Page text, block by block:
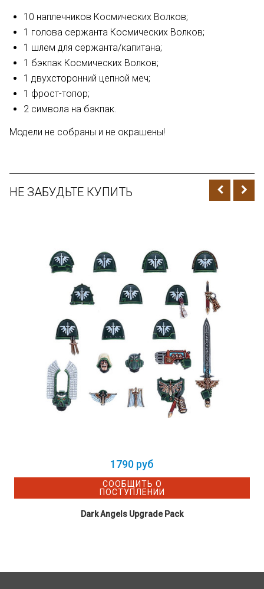
10 наплечников Космических Волков;
1 голова сержанта Космических Волков;
1 шлем для сержанта/капитана;
1 бэкпак Космических Волков;
1 двухсторонний цепной меч;
1 фрост-топор;
2 символа на бэкпак.
Модели не собраны и не окрашены!
НЕ ЗАБУДЬТЕ КУПИТЬ
1790 руб
СООБЩИТЬ О
ПОСТУПЛЕНИИ
Dark Angels Upgrade Pack